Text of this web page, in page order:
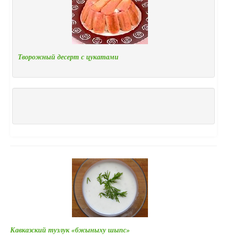
Творожный десерт с цукатами
Кавказский тузлук «бжыныху шыпс»